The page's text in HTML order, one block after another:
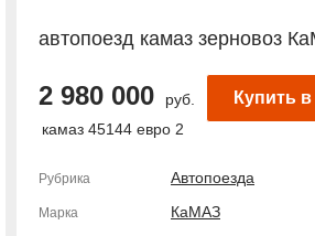
автопоезд камаз зерновоз
2 980 000 руб. Купить
камаз 45144 евро 2
Рубрика Автопоезда
Марка КаМАЗ